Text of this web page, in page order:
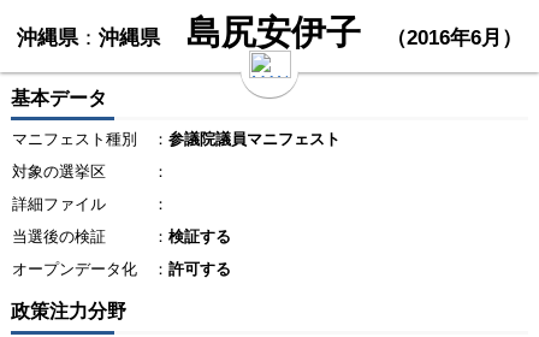
沖縄県： 沖縄県 島尻安伊子 （2016年6月）
基本データ
マニフェスト種別 ： 参議院議員マニフェスト
対象の選挙区
：
詳細ファイル
：
当選後の検証
： 検証する
オープンデータ化
： 許可する
政策注力分野